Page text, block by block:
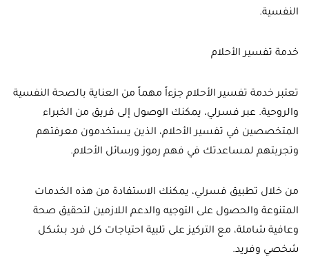
النفسية.
خدمة تفسير الأحلام
تعتبر خدمة تفسير الأحلام جزءاً مهماً من العناية بالصحة النفسية
والروحية. عبر فسرلي، يمكنك الوصول إلى فريق من الخبراء
المتخصصين في تفسير الأحلام، الذين يستخدمون معرفتهم
وتجربتهم لمساعدتك في فهم رموز ورسائل الأحلام.
من خلال تطبيق فسرلي، يمكنك الاستفادة من هذه الخدمات
المتنوعة والحصول على التوجيه والدعم اللازمين لتحقيق صحة
وعافية شاملة، مع التركيز على تلبية احتياجات كل فرد بشكل
شخصي وفريد.